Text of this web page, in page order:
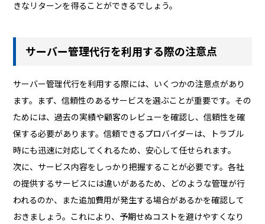
きなリターンを得ることができるでしょう。
サーバー管理代行を利用する際の注意点
サーバー管理代行を利用する際には、いくつかの注意点があり
ます。まず、信頼性のあるサービスを選ぶことが重要です。その
ためには、過去の実績や顧客のレビューを確認し、信頼性を確
保する必要があります。信頼できるプロバイダーは、トラブル
時にも迅速に対応してくれるため、安心して任せられます。
次に、サービス内容をしっかり把握することが必要です。各社
の提供するサービスには違いがあるため、どのような管理が行
われるのか、また追加費用が発生する場合があるかを確認して
おきましょう。これにより、予期せぬコストを避けやすくなり